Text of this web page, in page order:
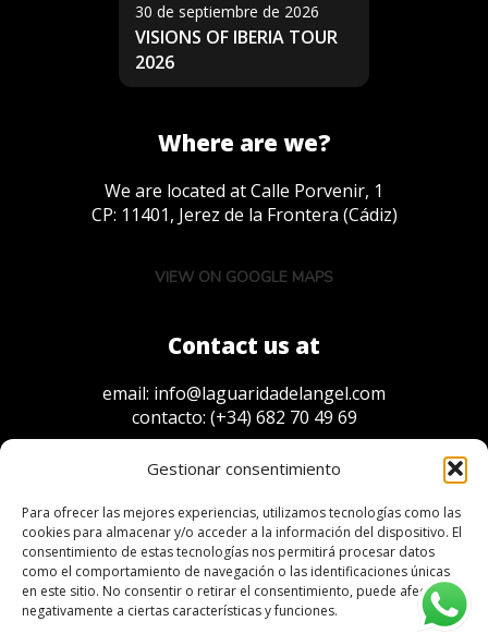
Gestionar consentimiento
Para ofrecer las mejores experiencias, utilizamos tecnologías como las
cookies para almacenar y/o acceder a la información del dispositivo. El
consentimiento de estas tecnologías nos permitirá procesar datos
como el comportamiento de navegación o las identificaciones únicas
en este sitio. No consentir o retirar el consentimiento, puede afectar
negativamente a ciertas características y funciones.
30 de septiembre de 2026
VISIONS OF IBERIA TOUR
2026
Where are we?
We are located at Calle Porvenir, 1
CP: 11401, Jerez de la Frontera (Cádiz)
VIEW ON GOOGLE MAPS
Contact us at
email: info@laguaridadelangel.com
contacto: (+34) 682 70 49 69
Sponsors